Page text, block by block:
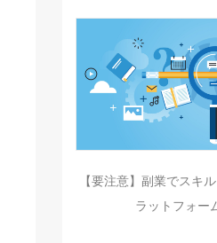
【要注意】副業でスキ
ラットフォー